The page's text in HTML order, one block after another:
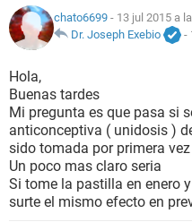
NUTRICIÓN
SEXUALIDAD
GLOSARIO
chato6699 - 13 jul 2015 a
Dr. Joseph Exebio
-
Hola,
Buenas tardes
Mi pregunta es que pasa si
anticonceptiva ( unidosis )
sido tomada por primera vez
Un poco mas claro seria
Si tome la pastilla en enero
surte el mismo efecto en